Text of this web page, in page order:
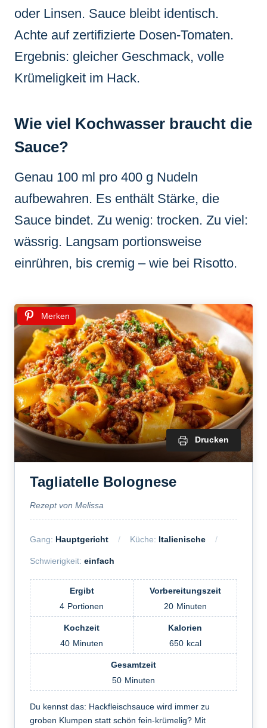
oder Linsen. Sauce bleibt identisch.
Achte auf zertifizierte Dosen-Tomaten.
Ergebnis: gleicher Geschmack, volle
Krümeligkeit im Hack.
Wie viel Kochwasser braucht die
Sauce?
Genau 100 ml pro 400 g Nudeln
aufbewahren. Es enthält Stärke, die
Sauce bindet. Zu wenig: trocken. Zu viel:
wässrig. Langsam portionsweise
einrühren, bis cremig – wie bei Risotto.
Merken
Drucken
Tagliatelle Bolognese
Rezept von Melissa
Gang: Hauptgericht Küche: Italienische
Schwierigkeit: einfach
Ergibt
4 Portionen
Vorbereitungszeit
20 Minuten
Kochzeit
40 Minuten
Kalorien
650 kcal
Gesamtzeit
50 Minuten
Du kennst das: Hackfleischsauce wird immer zu
groben Klumpen statt schön fein-krümelig? Mit